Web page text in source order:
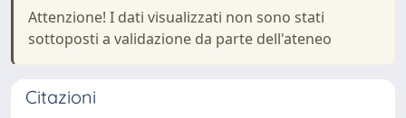
Attenzione! I dati visualizzati non sono stati
sottoposti a validazione da parte dell'ateneo
Citazioni